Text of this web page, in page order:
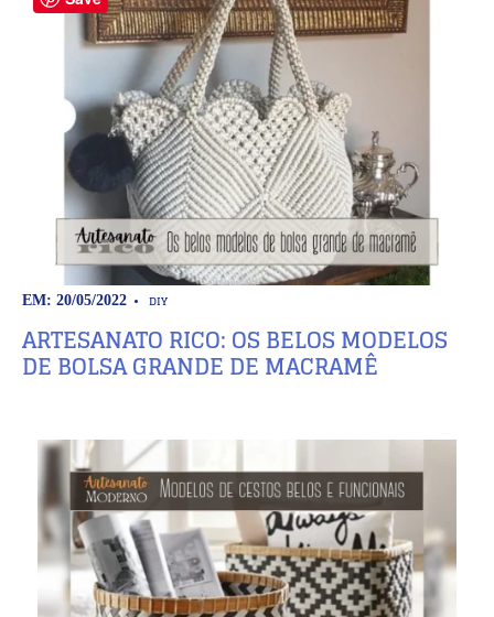
EM: 20/05/2022 DIY
ARTESANATO RICO: OS BELOS MODELOS
DE BOLSA GRANDE DE MACRAMÊ